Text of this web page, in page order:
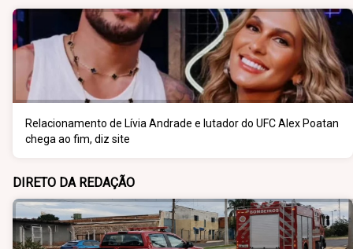
Relacionamento de Lívia Andrade e lutador do UFC Alex Poatan
chega ao fim, diz site
DIRETO DA REDAÇÃO